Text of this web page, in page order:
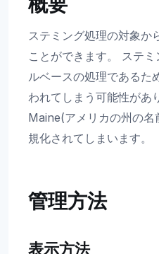
ステミング処理の対象か
ことができます。 ステ
ルベースの処理であるた
われてしまう可能性があ
Maine(アメリカの州の
規化されてしまいます。
管理方法
表示方法